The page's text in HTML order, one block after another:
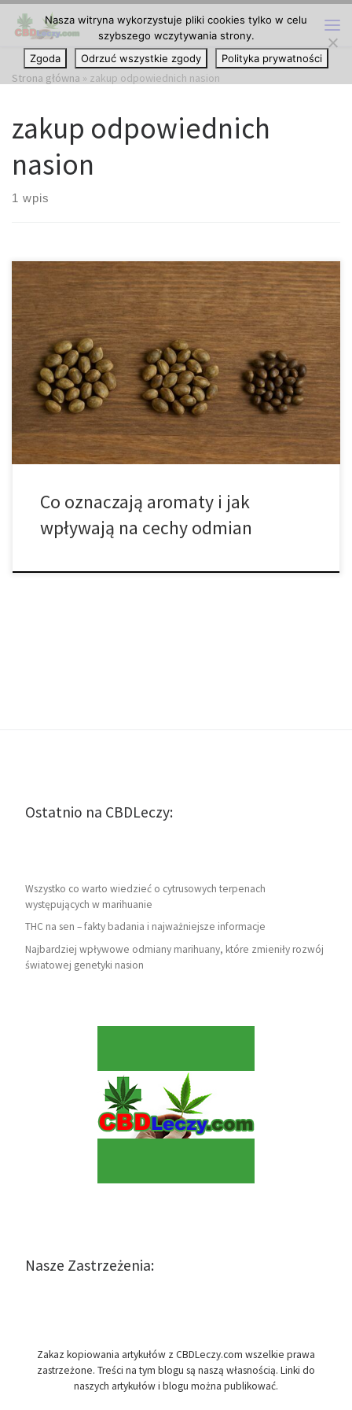
Przejdź do treści
Strona główna » zakup odpowiednich nasion
zakup odpowiednich
nasion
1 wpis
Feminizowane, regularne i automatyczne nasiona konopi –
rozbudowany poradnik oraz szczegółowe porównanie
kluczowych typów nasion Współczesny rynek nasion konopi jest
niezwykle rozległy, szybko się rozwija i obfituje w wiele
zróżnicowanych propozycji, dlatego osoby dopiero
rozpoczynające swoją przygodę z tym tematem bardzo szybko
odkrywają, że określenie „nasiona konopi” obejmuje liczne
kategorie, […]
Co oznaczają aromaty i jak
wpływają na cechy odmian
Ostatnio na CBDLeczy:
Wszystko co warto wiedzieć o cytrusowych terpenach
występujących w marihuanie
THC na sen – fakty badania i najważniejsze informacje
Najbardziej wpływowe odmiany marihuany, które zmieniły rozwój
światowej genetyki nasion
Nasze Zastrzeżenia:
Zakaz kopiowania artykułów z CBDLeczy.com wszelkie prawa
zastrzeżone. Treści na tym blogu są naszą własnością. Linki do
naszych artykułów i blogu można publikować.
Nasza witryna wykorzystuje pliki cookies tylko w celu
szybszego wczytywania strony.
Zgoda
Odrzuć wszystkie zgody Polityka prywatności